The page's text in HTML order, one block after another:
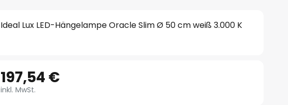
Ideal Lux LED-Hängelampe Oracle Slim Ø 50 cm weiß 3.000 K
197,54 €
inkl. MwSt.